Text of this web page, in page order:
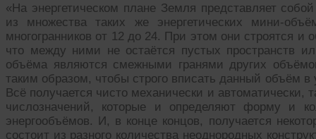
«На энергетическом плане Земля представляет
из множества таких же энергетических мини-
многогранников от 12 до 24. При этом они строятся
что между ними не остаётся пустых пространств
объёма являются смежными гранями других
таким образом, чтобы строго вписать данный объём
Всё получается чисто механически и автоматически,
числозначений, которые и определяют форму и
энергообъёмов. И, в конце концов, получается
состоит из разного количества неоднородных